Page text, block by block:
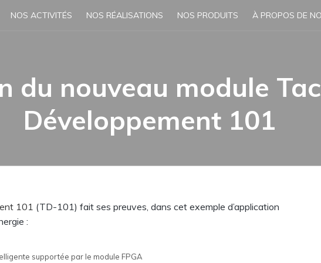
NOS ACTIVITÉS NOS RÉALISATIONS NOS PRODUITS À PROPOS DE
du nouveau module
Développement 101
101 (TD-101) fait ses preuves, dans cet exemple d’application
:
supportée par le module FPGA